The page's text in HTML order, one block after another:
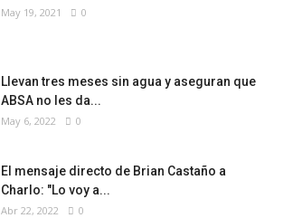
May 19, 2021 0
Llevan tres meses sin agua y aseguran que
ABSA no les da...
May 6, 2022 0
El mensaje directo de Brian Castaño a
Charlo: "Lo voy a...
Abr 22, 2022 0